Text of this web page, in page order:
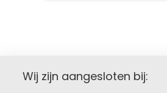
Wij zijn aangesloten bij: